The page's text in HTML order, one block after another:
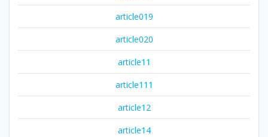
article019
article020
article11
article111
article12
article14